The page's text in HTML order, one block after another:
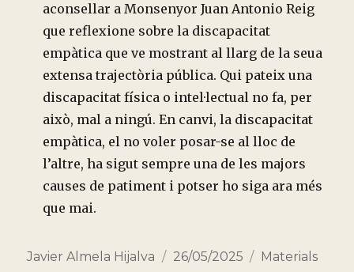
aconsellar a Monsenyor Juan Antonio Reig
que reflexione sobre la discapacitat
empàtica que ve mostrant al llarg de la seua
extensa trajectòria pública. Qui pateix una
discapacitat física o intel·lectual no fa, per
això, mal a ningú. En canvi, la discapacitat
empàtica, el no voler posar-se al lloc de
l’altre, ha sigut sempre una de les majors
causes de patiment i potser ho siga ara més
que mai.
Autor
Javier Almela Hijalva
Publicado
26/05/2025 Categorías
Materials